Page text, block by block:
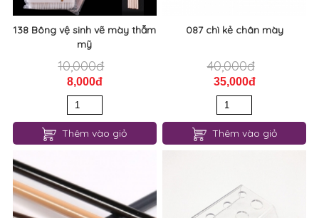
138 Bông vệ sinh vẽ mày thẫm
mỹ
10,000đ
8,000đ
Thêm vào giỏ
087 chì kẻ chân mày
40,000đ
35,000đ
Thêm vào giỏ